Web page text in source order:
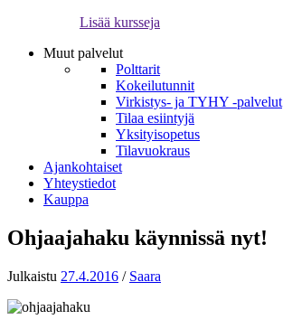
Lisää kursseja
Muut palvelut
Polttarit
Kokeilutunnit
Virkistys- ja TYHY -palvelut
Tilaa esiintyjä
Yksityisopetus
Tilavuokraus
Ajankohtaiset
Yhteystiedot
Kauppa
Ohjaajahaku käynnissä nyt!
Julkaistu 27.4.2016 / Saara